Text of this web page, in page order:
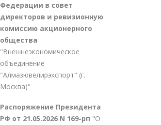
Федерации в совет
директоров и ревизионную
комиссию акционерного
общества
"Внешнеэкономическое
объединение
"Алмазювелирэкспорт" (г.
Москва)"
Распоряжение Президента
РФ от 21.05.2026 N 169-рп "О